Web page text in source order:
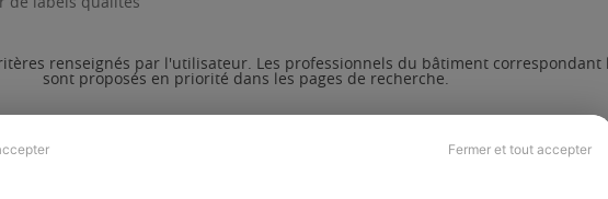
Fermer et tout accepter
renseignés par l'utilisateur. Les professionnels du bâtiment
sont proposés en priorité dans les pages de recherche.